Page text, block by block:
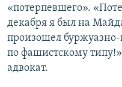
«потерпевшего».
декабря я был на
произошел
по фашистскому типу!»
адвокат.